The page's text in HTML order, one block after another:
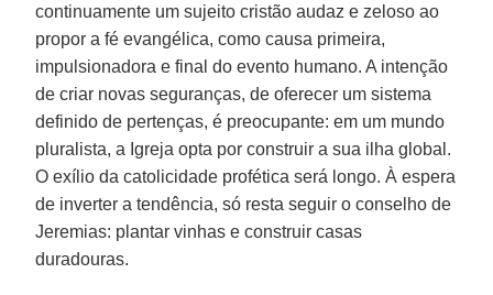
continuamente um sujeito cristão audaz e zeloso ao
propor a fé evangélica, como causa primeira,
impulsionadora e final do evento humano. A intenção
de criar novas seguranças, de oferecer um sistema
definido de pertenças, é preocupante: em um mundo
pluralista, a Igreja opta por construir a sua ilha global.
O exílio da catolicidade profética será longo. À espera
de inverter a tendência, só resta seguir o conselho de
Jeremias: plantar vinhas e construir casas
duradouras.